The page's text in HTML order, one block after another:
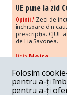
UE pune la zid
Opinii / Zeci de
închisoare din
prescripția. CJUE
de Lia Savonea.
LidiaMoise
Costurile
Opinii / Economia
susținerii
Folosim
pentru a-ți
pentru a-ți